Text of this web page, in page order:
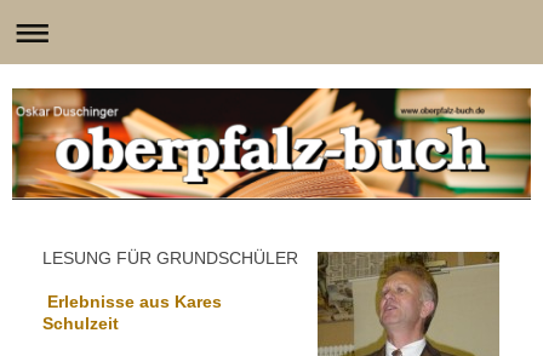
LESUNG FÜR GRUNDSCHÜLER
Erlebnisse aus Kares
Schulzeit